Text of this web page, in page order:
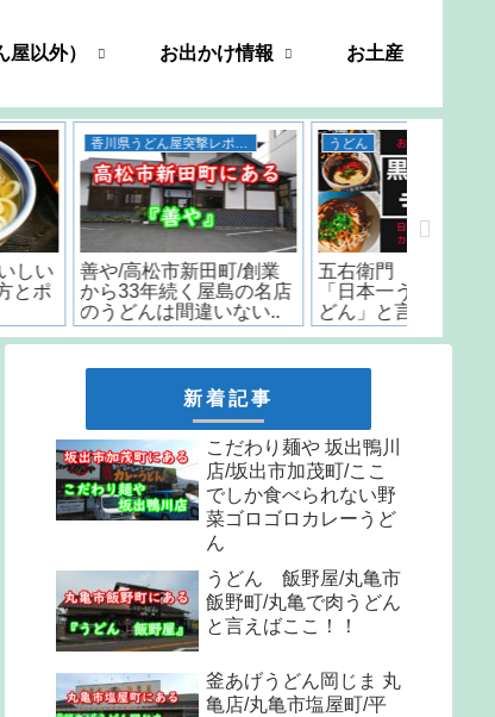
以外） お出かけ情報 お土産
香川県うどん屋突撃レポート
松市新田町/創業
年続く屋島の名店
んは間違いない..
うどん
五右衛門 うどん 香川/
「日本一うまいカレーう
どん」と言われた名店の
味をお取り寄せ
天ぷら
新着記事
こだわり麺や 坂出鴨川
店/坂出市加茂町/ここ
でしか食べられない野
菜ゴロゴロカレーうど
ん
うどん 飯野屋/丸亀市
飯野町/丸亀で肉うどん
と言えばここ！！
釜あげうどん岡じま 丸
亀店/丸亀市塩屋町/平